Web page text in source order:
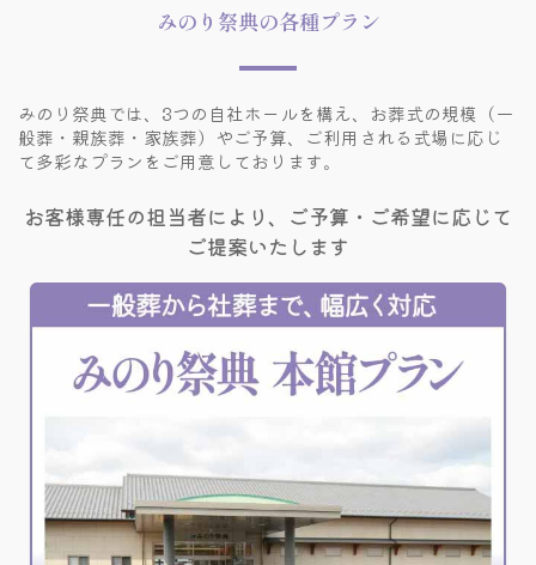
みのり祭典の各種プラン
みのり祭典では、3つの自社ホールを構え、 お葬式の規模（一
般葬・親族葬・家族葬）やご予算、 ご利用される式場に応じ
て多彩なプランをご用意しております。
お客様専任の担当者により、ご予算・ご希望に応じて
ご提案いたします